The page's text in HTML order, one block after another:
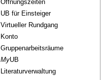
Öffnungszeiten
UB für Einsteiger
Virtueller Rundgang
Konto
Gruppenarbeitsräume
MyUB
Literaturverwaltung